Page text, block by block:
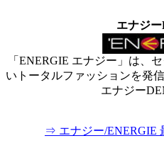
エナジ
「ENERGIE エナジー」は、
いトータルファッションを発
エナジー
⇒ エナジー/ENERGIE